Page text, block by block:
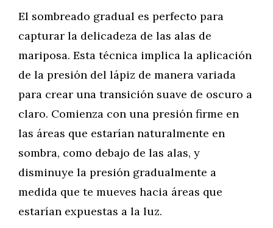
El sombreado gradual es perfecto para
capturar la delicadeza de las alas de
mariposa. Esta técnica implica la aplicación
de la presión del lápiz de manera variada
para crear una transición suave de oscuro a
claro. Comienza con una presión firme en
las áreas que estarían naturalmente en
sombra, como debajo de las alas, y
disminuye la presión gradualmente a
medida que te mueves hacia áreas que
estarían expuestas a la luz.